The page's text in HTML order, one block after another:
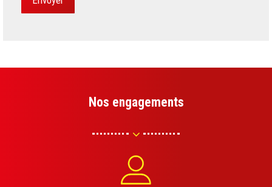
Nos engagements